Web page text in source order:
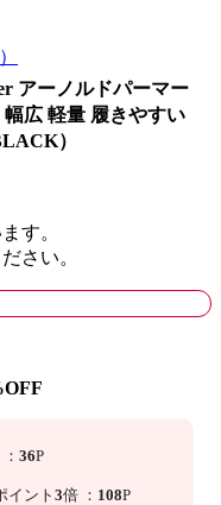
アーノルドパーマー
広 軽量 履きやすい
）
す。
さい。
： 36P
イント 3倍 ： 108P